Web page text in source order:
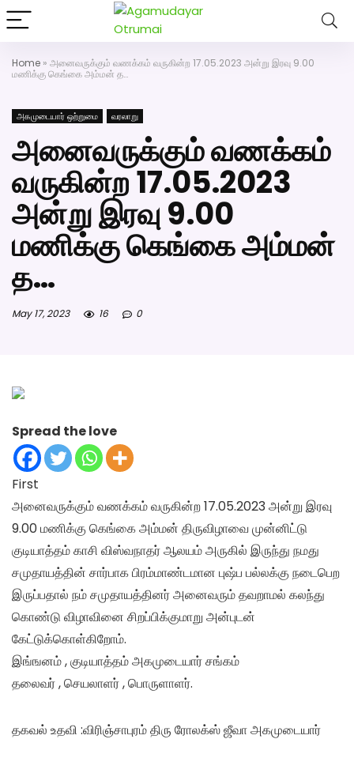
Home » அனைவருக்கும் வணக்கம் வருகின்ற 17.05.2023 அன்று இரவு 9.00
மணிக்கு கெங்கை அம்மன் த…
அகமுடையார் ஒற்றுமை வரலாறு
அனைவருக்கும் வணக்கம்
வருகின்ற 17.05.2023
அன்று இரவு 9.00
மணிக்கு கெங்கை அம்மன்
த…
May 17, 2023 16 0
Spread the love
First
அனைவருக்கும் வணக்கம் வருகின்ற 17.05.2023 அன்று இரவு
9.00 மணிக்கு கெங்கை அம்மன் திருவிழாவை முன்னிட்டு
குடியாத்தம் காசி விஸ்வநாதர் ஆலயம் அருகில் இருந்து நமது
சமுதாயத்தின் சார்பாக பிரம்மாண்டமான புஷ்ப பல்லக்கு நடைபெற
இருப்பதால் நம் சமுதாயத்தினர் அனைவரும் தவறாமல் கலந்து
கொண்டு விழாவினை சிறப்பிக்குமாறு அன்புடன்
கேட்டுக்கொள்கிறோம்.
இங்ஙனம் , குடியாத்தம் அகமுடையார் சங்கம்
தலைவர் , செயலாளர் , பொருளாளர்.
தகவல் உதவி :விரிஞ்சாபுரம் திரு ரோலக்ஸ் ஜீவா அகமுடையார்
அகமுடையார் திருமண வரன்களுக்கு
அகமுடையார்மேட்ரி-பெண் வீட்டாருக்கு
எண்: 7200507629